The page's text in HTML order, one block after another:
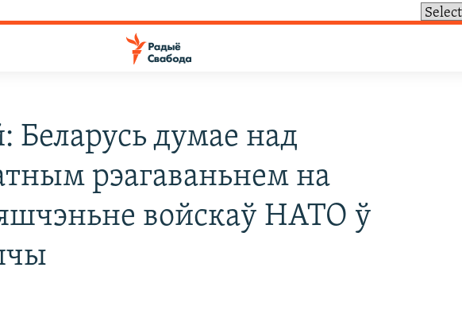
Беларусь думае над
рэагаваньнем на
войскаў НАТО ў